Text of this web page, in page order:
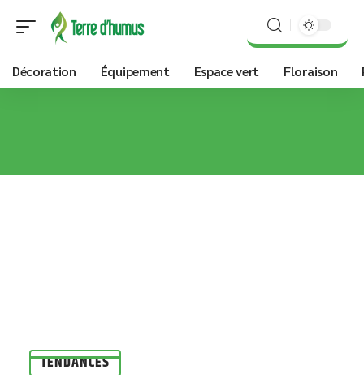
Décoration Équipement Espace vert Floraison
TENDANCES